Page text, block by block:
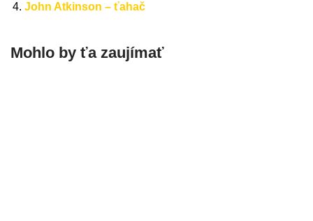
John Atkinson – ťahač
Mohlo by ťa zaujímať